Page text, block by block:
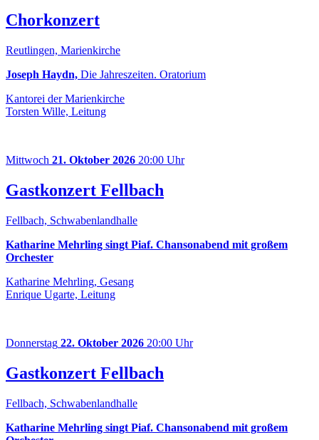
Chorkonzert
Reutlingen, Marienkirche
Joseph Haydn, Die Jahreszeiten. Oratorium
Kantorei der Marienkirche
Torsten Wille, Leitung
Mittwoch 21. Oktober 2026 20:00 Uhr
Gastkonzert Fellbach
Fellbach, Schwabenlandhalle
Katharine Mehrling singt Piaf. Chansonabend mit großem
Orchester
Katharine Mehrling, Gesang
Enrique Ugarte, Leitung
Donnerstag 22. Oktober 2026 20:00 Uhr
Gastkonzert Fellbach
Fellbach, Schwabenlandhalle
Katharine Mehrling singt Piaf. Chansonabend mit großem